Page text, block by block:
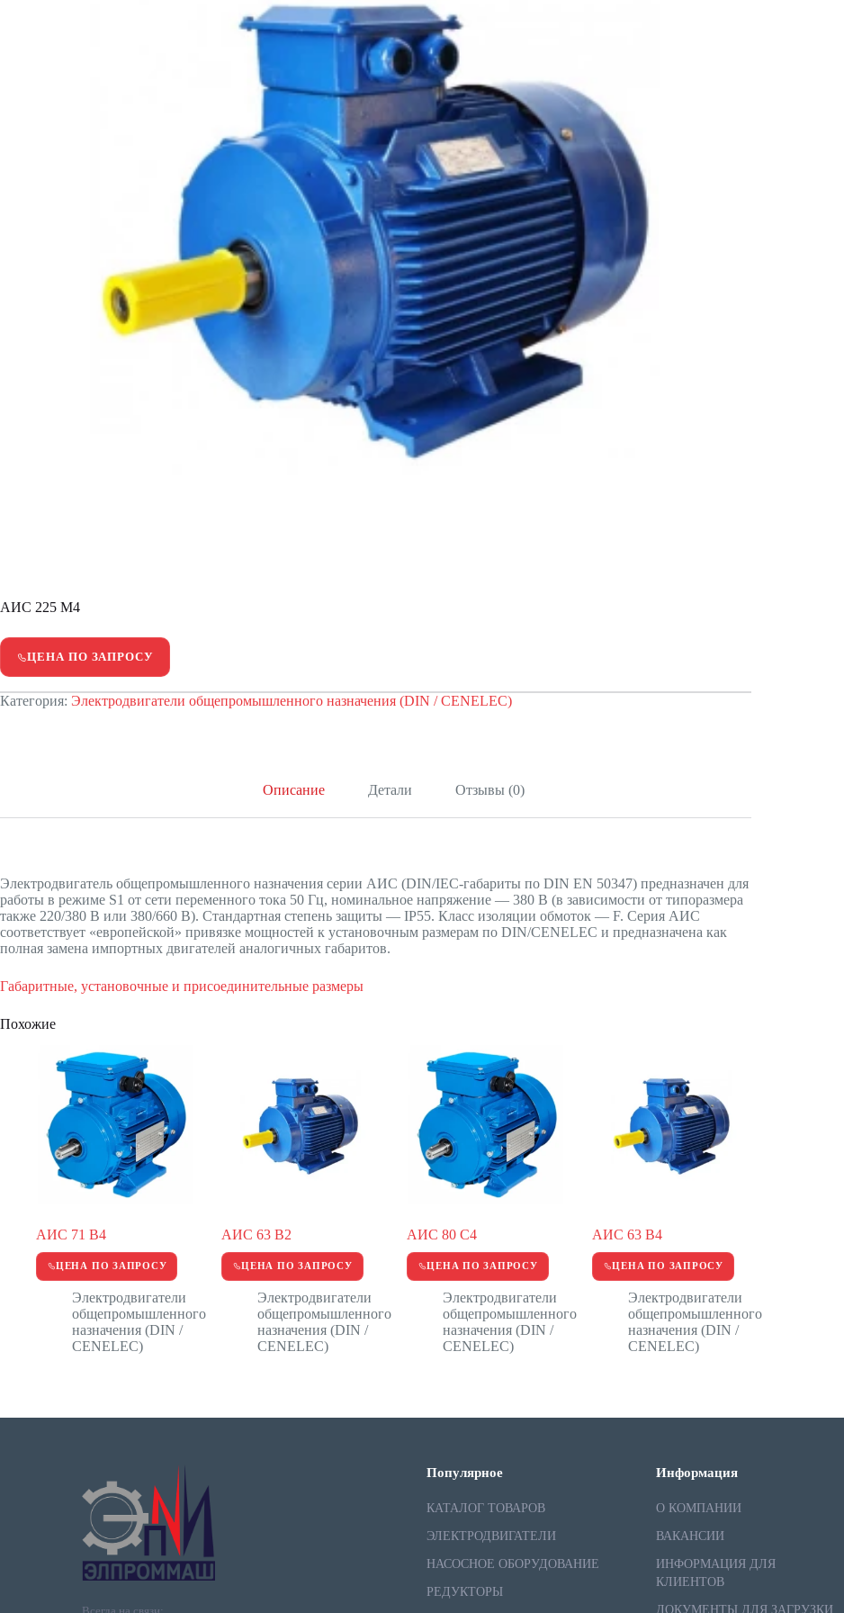
АИС 225 M4
ЦЕНА ПО ЗАПРОСУ
Категория: Электродвигатели общепромышленного назначения (DIN / CENELEC)
Описание Детали Отзывы (0)
Электродвигатель общепромышленного назначения серии АИС (DIN/IEC-габариты по DIN EN 50347) предназначен для
работы в режиме S1 от сети переменного тока 50 Гц, номинальное напряжение — 380 В (в зависимости от типоразмера
также 220/380 В или 380/660 В). Стандартная степень защиты — IP55. Класс изоляции обмоток — F. Серия АИС
соответствует «европейской» привязке мощностей к установочным размерам по DIN/CENELEC и предназначена как
полная замена импортных двигателей аналогичных габаритов.
Габаритные, установочные и присоединительные размеры
Похожие
АИС 71 В4
ЦЕНА ПО ЗАПРОСУ
Электродвигатели
общепромышленного
назначения (DIN /
CENELEC)
АИС 63 В2
ЦЕНА ПО ЗАПРОСУ
Электродвигатели
общепромышленного
назначения (DIN /
CENELEC)
АИС 80 С4
ЦЕНА ПО ЗАПРОСУ
Электродвигатели
общепромышленного
назначения (DIN /
CENELEC)
АИС 63 В4
ЦЕНА ПО ЗАПРОСУ
Электродвигатели
общепромышленного
назначения (DIN /
CENELEC)
Популярное
КАТАЛОГ ТОВАРОВ
ЭЛЕКТРОДВИГАТЕЛИ
НАСОСНОЕ ОБОРУДОВАНИЕ
РЕДУКТОРЫ
Информация
О КОМПАНИИ
ВАКАНСИИ
ИНФОРМАЦИЯ ДЛЯ
КЛИЕНТОВ
ДОКУМЕНТЫ ДЛЯ ЗАГРУЗКИ